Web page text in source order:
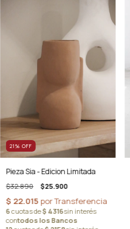
21% OFF
Pieza Sia - Edicion Limitada
$32.890 $25.900